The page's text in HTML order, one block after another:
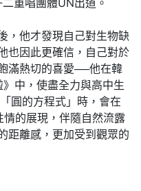
，他才發現自己對生物缺
也因此更確信，自己對於
滿熱切的喜愛──他在韓
中，使盡全力與高中生
圓的方程式」時，會在
的展現，伴隨自然流露
距離感，更加受到觀眾的